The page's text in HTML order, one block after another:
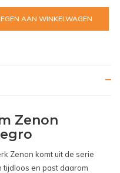
AAN WINKELWAGEN
Zenon
Zenon komt uit de serie
tijdloos en past daarom